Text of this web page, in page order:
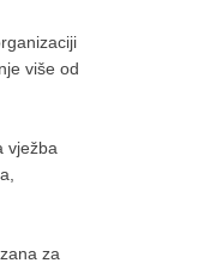
više od
vježba
za